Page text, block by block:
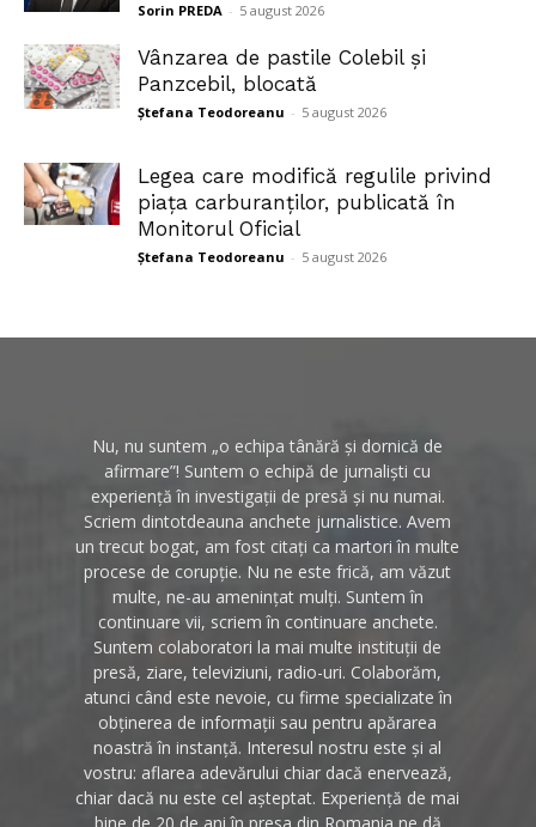
Sorin PREDA - 5 august 2026
Vânzarea de pastile Colebil și
Panzcebil, blocată
Ștefana Teodoreanu - 5 august 2026
Legea care modifică regulile privind
piața carburanților, publicată în
Monitorul Oficial
Ștefana Teodoreanu - 5 august 2026
Nu, nu suntem „o echipa tânără și dornică de
afirmare”! Suntem o echipă de jurnaliști cu
experiență în investigații de presă și nu numai.
Scriem dintotdeauna anchete jurnalistice. Avem
un trecut bogat, am fost citați ca martori în multe
procese de corupție. Nu ne este frică, am văzut
multe, ne-au amenințat mulți. Suntem în
continuare vii, scriem în continuare anchete.
Suntem colaboratori la mai multe instituții de
presă, ziare, televiziuni, radio-uri. Colaborăm,
atunci când este nevoie, cu firme specializate în
obținerea de informații sau pentru apărarea
noastră în instanță. Interesul nostru este și al
vostru: aflarea adevărului chiar dacă enervează,
chiar dacă nu este cel așteptat. Experiență de mai